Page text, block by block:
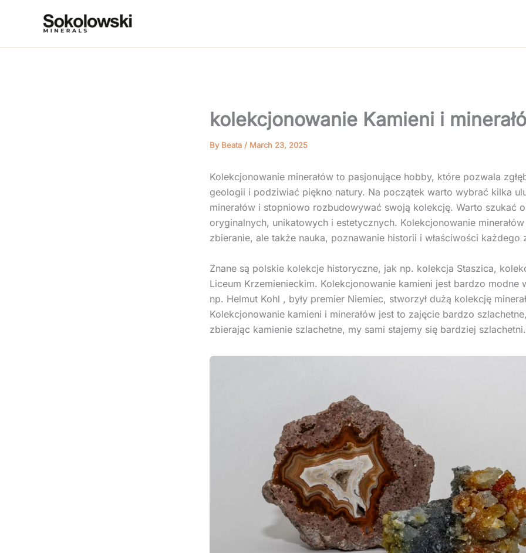
kolekcjonowanie Kamieni i
By Beata / March 23, 2025
Kolekcjonowanie minerałów to pasjonujące hobby, które pozwala
geologii i podziwiać piękno natury. Na początek warto wybrać kilka
minerałów i stopniowo rozbudowywać swoją kolekcję. Warto szukać
oryginalnych, unikatowych i estetycznych. Kolekcjonowanie
zbieranie, ale także nauka, poznawanie historii i właściwości każdego
Znane są polskie kolekcje historyczne, jak np. kolekcja Staszica,
Liceum Krzemienieckim. Kolekcjonowanie kamieni jest bardzo modne
np. Helmut Kohl , były premier Niemiec, stworzył dużą kolekcję
Kolekcjonowanie kamieni i minerałów jest to zajęcie bardzo
zbierając kamienie szlachetne, my sami stajemy się bardziej szlachetni.